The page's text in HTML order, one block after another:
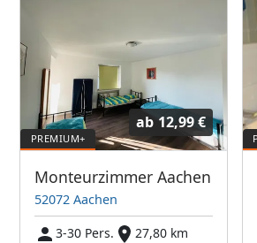
ab 12,99 €
Monteurzimmer Aachen
52072 Aachen
3-30 Pers.
27,80 km